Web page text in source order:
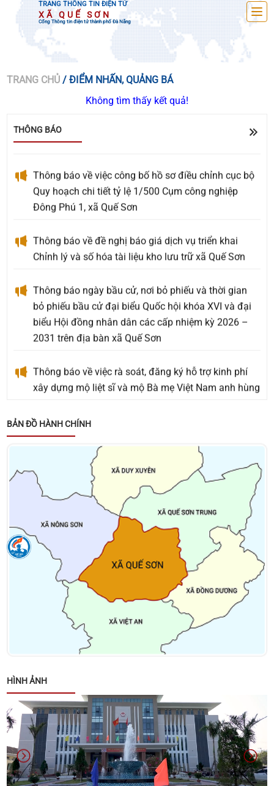
TRANG THÔNG TIN ĐIỆN TỬ
XÃ QUẾ SƠN
Cổng Thông tin điện tử thành phố Đà Nẵng
TRANG CHỦ / ĐIỂM NHẤN, QUẢNG BÁ
Không tìm thấy kết quả!
THÔNG BÁO
Về việc đề nghị báo giá Gói thầu: Cải tiến, nâng cấp
UBND xã Quế Sơn tổ chức lấy ý kiến Nhân dân về
Thông báo về việc công bố hồ sơ điều chỉnh cục bộ
Quy hoạch chi tiết tỷ lệ 1/500 Cụm công nghiệp
Đông Phú 1, xã Quế Sơn
Thông báo về đề nghị báo giá dịch vụ triển khai
Chỉnh lý và số hóa tài liệu kho lưu trữ xã Quế Sơn
Thông báo ngày bầu cử, nơi bỏ phiếu và thời gian
bỏ phiếu bầu cử đại biểu Quốc hội khóa XVI và đại
biểu Hội đồng nhân dân các cấp nhiệm kỳ 2026 –
2031 trên địa bàn xã Quế Sơn
Thông báo về việc rà soát, đăng ký hỗ trợ kinh phí
xây dựng mộ liệt sĩ và mộ Bà mẹ Việt Nam anh hùng
chưa được phê duyệt hỗ trợ kinh phí
Thông báo về việc tặng quà cho người có công với
cách mạng, thân nhân người có công với cách
mạng, đối tượng bảo trợ xã hội và đối tượng đặc thù
nhân dịp tết Nguyên đán Bính Ngọ năm 2026
Thông báo về việc niêm yết danh sách cử tri bầu cử
đại biểu Quốc hội khóa XVI và bầu cử đại biểu Hội
đồng nhân dân các cấp nhiệm kỳ 2026 – 2031
Kết luận của đồng chí Võ Đình Trung - Chủ tịch
UBND xã tại cuộc họp giao ban lãnh đạo UBND xã
ngày 26/01/2026
thầu Gói thầu: Xây dựng Trang Thông tin điện tử xã
Quế Sơn
Danh sách các đơn vị bầu cử đại biểu Hội đồng
nhân dân xã Quế Sơn nhiệm kỳ 2026 – 2031
Thông báo về việc nộp hồ sơ ứng cử đại biểu Hội
BẢN ĐỒ HÀNH CHÍNH
HÌNH ẢNH